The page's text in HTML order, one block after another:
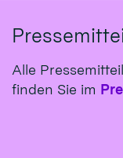
Alle
finden Sie im